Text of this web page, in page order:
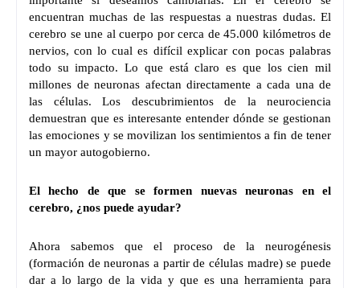
encuentran muchas de las respuestas a nuestras dudas. El
cerebro se une al cuerpo por cerca de 45.000 kilómetros de
nervios, con lo cual es difícil explicar con pocas palabras
todo su impacto. Lo que está claro es que los cien mil
millones de neuronas afectan directamente a cada una de
las células. Los descubrimientos de la neurociencia
demuestran que es interesante entender dónde se gestionan
las emociones y se movilizan los sentimientos a fin de tener
un mayor autogobierno.
El hecho de que se formen nuevas neuronas en el
cerebro, ¿nos puede ayudar?
Ahora sabemos que el proceso de la neurogénesis
(formación de neuronas a partir de células madre) se puede
dar a lo largo de la vida y que es una herramienta para